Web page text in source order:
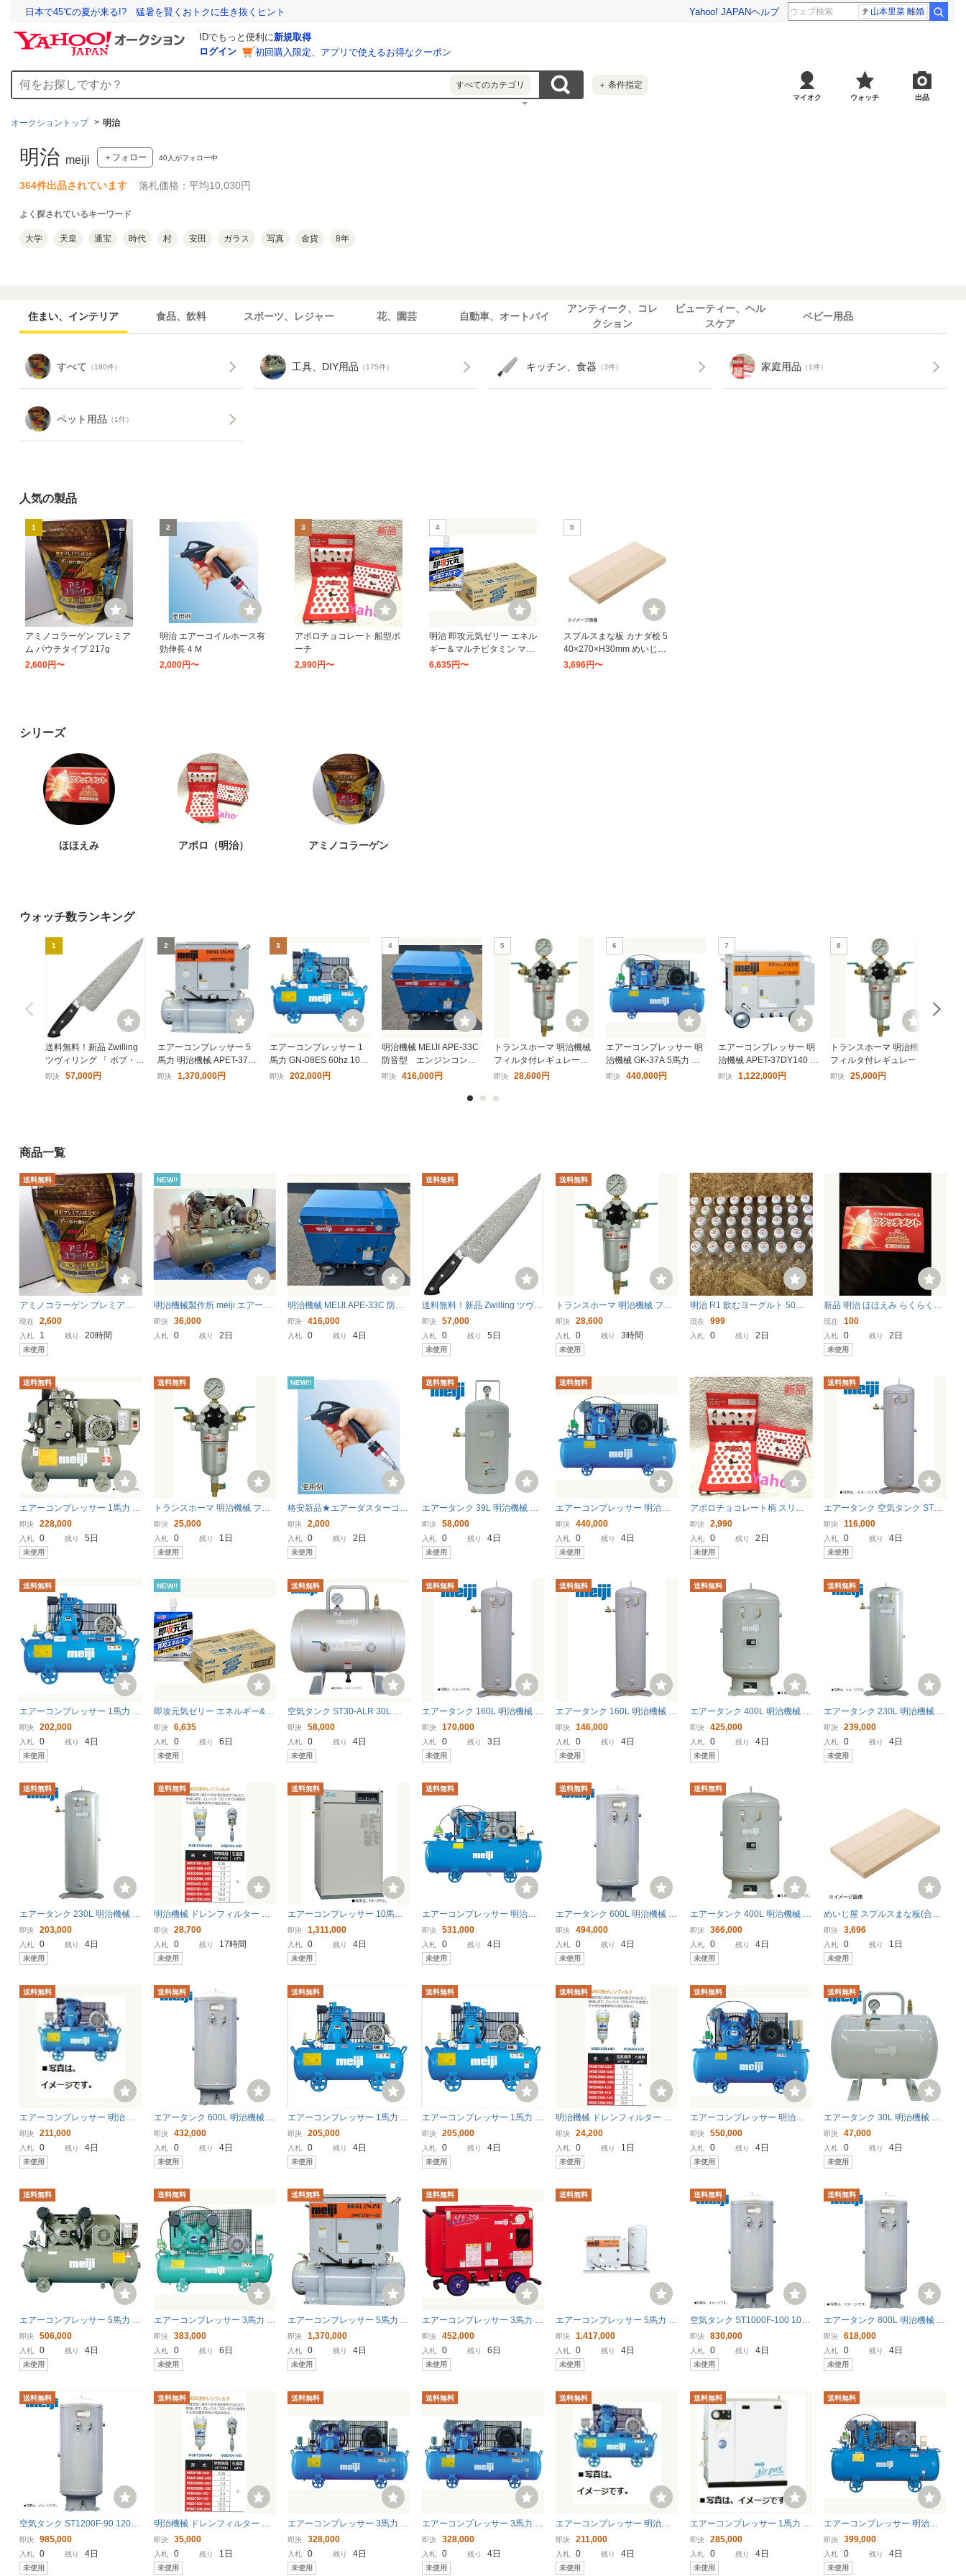
日本で45℃の夏が来る!? 猛暑を賢くおトクに生き抜くヒント Yahoo! JAPANヘルプ 山本里菜 離婚
IDでもっと便利に新規取得
ログイン
初回購入限定、アプリで使えるお得なクーポン
すべてのカテゴリ ＋ 条件指定
マイオク ウォッチ 出品
オークショントップ 明治
明治 meiji ＋フォロー 40人がフォロー中
364件出品されています 落札価格：平均10,030円
よく探されているキーワード
大学 天皇 通宝 時代 村 安田 ガラス 写真 金貨 8年
住まい、インテリア 食品、飲料 スポーツ、レジャー 花、園芸 自動車、オートバイ
アンティーク、コレ
クション
ビューティー、ヘル
スケア
ベビー用品
すべて （180件） 工具、DIY用品 （175件） キッチン、食器 （3件） 家庭用品 （1件）
ペット用品 （1件）
人気の製品
1
アミノコラーゲン プレミア
ム パウチタイプ 217g
2,600円〜
2
明治 エアーコイルホース有
効伸長４Ｍ
2,000円〜
3
アポロチョコレート 船型ポ
ーチ
2,990円〜
4
明治 即攻元気ゼリー エネル
ギー＆マルチビタミン マス
カット風味 180g × 36個
6,635円〜
5
スプルスまな板 カナダ桧 5
40×270×H30mm めいじ屋
(62-6433-27)
3,696円〜
シリーズ
ほほえみ アポロ（明治） アミノコラーゲン
ウォッチ数ランキング
1
送料無料！新品 Zwilling
ツヴィリング 「 ボブ・ク
レーマー ユーロ ステンレ
即決 57,000円
2
エアーコンプレッサー 5
馬力 明治機械 APET-37D
Y-140ST-2 中圧 防音 防振
即決 1,370,000円
3
エアーコンプレッサー 1
馬力 GN-08ES 60hz 100
V 明治機械 自動アンロー
即決 202,000円
4
明治機械 MEIJI APE-33C
防音型 エンジンコンプ
レッサー 3.3馬力 極上品
即決 416,000円
5
トランスホーマ 明治機械
フィルタ付レギュレータ
ー 中圧用 HBH-602 ドレ
即決 28,600円
6
エアーコンプレッサー 明
治機械 GK-37A 5馬力 レ
シプロ式 タンクマウント
即決 440,000円
7
エアーコンプレッサー 明
治機械 APET-37DY140 中
圧 パッケージ ディーゼル
即決 1,122,000円
8
トランスホーマ 明治機械
フィルタ付レギュレータ
ー HB-602 ドレン抜き
即決 25,000円
商品一覧
送料無料
アミノコラーゲン プレミアム
パウチタイプ 217g（約２８日
分+約３日）増量品 コエンザイ
ムQ10 ヒアルロン酸 セラミ
ド １袋 未使用
現在 2,600
入札 1 残り 20時間
未使用
NEW!!
明治機械製作所 meiji エアーコ
ンプレッサー Kubotaエンジン
搭載 三相200V
即決 36,000
入札 0 残り 2日
明治機械 MEIJI APE-33C 防音
型 エンジンコンプレッサー 3.
3馬力 極上品
即決 416,000
入札 0 残り 4日
送料無料
送料無料！新品 Zwilling ツヴィ
リング 「 ボブ・クレーマー ユ
ーロ ステンレス シェフナイフ
260mm 日本製 」 ダマスカス
牛刀 多層鋼
即決 57,000
入札 0 残り 5日
未使用
送料無料
トランスホーマ 明治機械 フィ
ルタ付レギュレーター 中圧用
HBH-602 ドレン抜き
即決 28,600
入札 0 残り 3時間
未使用
明治 R1 飲むヨーグルト 50本
空容器 空ペットボトル R1容器
現在 999
入札 0 残り 2日
新品 明治 ほほえみ らくらくミ
ルク アタッチメント ほほえみ
らくらくミルク ピジョン母乳
実感がつけられる 母乳実感
現在 100
入札 0 残り 2日
未使用
送料無料
エアーコンプレッサー 1馬力 F
OH-08A 5S 明治機械 単相100V
レシプロ式 オイルフリー50hz
〔法人様お届け〕
即決 228,000
入札 0 残り 5日
未使用
送料無料
トランスホーマ 明治機械 フィ
ルタ付レギュレーター HB-602
ドレン抜き
即決 25,000
入札 0 残り 1日
未使用
NEW!!
格安新品★エアーダスターコイ
ルホースセット★使用範囲4m
即決 2,000
入札 0 残り 2日
未使用
送料無料
エアータンク 39L 明治機械 補
助タンク ST39B-100 〔法人様
お届け〕
即決 58,000
入札 0 残り 4日
未使用
送料無料
エアーコンプレッサー 明治機
械 GK-37A 5馬力 レシプロ式 タ
ンクマウント 給油式 〔法人様
お届け〕
即決 440,000
入札 0 残り 4日
未使用
アポロチョコレート柄 スリム
ロングタオル＆ポーチセット
【新品】
即決 2,990
入札 0 残り 2日
未使用
送料無料
エアータンク 空気タンク ST95
E-100 97L 明治機械製作所 補
助タンク 法人様お届けのみ
即決 116,000
入札 0 残り 4日
未使用
送料無料
エアーコンプレッサー 1馬力 G
N-08ES 60hz 100V 明治機械
自動アンロード式 給油式 〔法
人様お届け〕
即決 202,000
入札 0 残り 4日
未使用
NEW!!
即攻元気ゼリー エネルギー&マ
ルチビタミン マスカット風味 1
80g×36個 ケース 明治
即決 6,635
入札 0 残り 6日
未使用
送料無料
空気タンク ST30-ALR 30L ア
ルミ製 明治機械製作所 エアー
タンク 補助タンク 法人様お届
け
即決 58,000
入札 0 残り 4日
未使用
送料無料
エアータンク 160L 明治機械 補
助タンク ST160E-140 中圧
〔法人様お届け〕
即決 170,000
入札 0 残り 3日
未使用
送料無料
エアータンク 160L 明治機械 補
助タンク ST160E-100 〔法人
様お届け〕
即決 146,000
入札 0 残り 4日
未使用
送料無料
エアータンク 400L 明治機械 補
助タンク ST400G-140 中圧 コ
ンプレッサー 空気タンク 圧縮
空気〔法人様お届け〕
即決 425,000
入札 0 残り 4日
未使用
送料無料
エアータンク 230L 明治機械 補
助タンク ST230E-140 中圧
〔法人様お届け〕
即決 239,000
入札 0 残り 4日
未使用
送料無料
エアータンク 230L 明治機械 補
助タンク ST230E-100 〔法人
様お届け〕
即決 203,000
入札 0 残り 4日
未使用
送料無料
明治機械 ドレンフィルター MS
D150B-04D エアーコンプレッ
サ 水滴除去 空気圧補器
即決 28,700
入札 0 残り 17時間
未使用
送料無料
エアーコンプレッサー 10馬力
APFM-75E 5P 明治機械 パッケ
ージタイプ オイルフリー（ド
ライヤ無し）〔法人様お届け〕
即決 1,311,000
入札 0 残り 4日
未使用
送料無料
エアーコンプレッサー 明治機
械 GKH-37A 5馬力 レシプロ式
タンクマウント 給油式 中圧
〔法人様お届け〕
即決 531,000
入札 0 残り 4日
未使用
送料無料
エアータンク 600L 明治機械 補
助タンク ST600F-100 〔法人様
お届け〕
即決 494,000
入札 0 残り 4日
未使用
送料無料
エアータンク 400L 明治機械 補
助タンク ST400G-100 コンプ
レッサー 空気タンク 圧縮空気
〔法人様お届け〕
即決 366,000
入札 0 残り 4日
未使用
めいじ屋 スプルスまな板(合わ
せ板) 540×270×H30mm
即決 3,696
入札 0 残り 1日
未使用
送料無料
エアーコンプレッサー 明治機
械 GH-08FS 50hz 100V 圧力開
閉器式 給油式 〔法人様お届
け〕
即決 211,000
入札 0 残り 4日
未使用
送料無料
エアータンク 600L 明治機械 補
助タンク ST600F-75 〔法人様
お届け〕
即決 432,000
入札 0 残り 4日
未使用
送料無料
エアーコンプレッサー 1馬力 G
N-08E 50hz 200V 明治機械 自
動アンロード式 〔法人様お届
け〕
即決 205,000
入札 0 残り 4日
未使用
送料無料
エアーコンプレッサー 1馬力 G
N-08E 60hz 200V 明治機械 自
動アンロード式 〔法人様お届
け〕
即決 205,000
入札 0 残り 4日
未使用
送料無料
明治機械 ドレンフィルター MS
D75B-03D エアーコンプレッサ
水滴除去 空気圧補器
即決 24,200
入札 0 残り 1日
未使用
送料無料
エアーコンプレッサー 明治機
械 GK-55E 7.5馬力 連続・断続
運転切替式 〔法人様お届け〕
即決 550,000
入札 0 残り 4日
未使用
送料無料
エアータンク 30L 明治機械 補
助タンク ST30B-100 〔法人様
お届け〕
即決 47,000
入札 0 残り 4日
未使用
送料無料
エアーコンプレッサー 5馬力 F
OH-R37 三相200V 明治機械 オ
イルフリー式 〔法人様お届
け〕
即決 506,000
入札 0 残り 4日
未使用
送料無料
エアーコンプレッサー 3馬力 F
OK-22 5P 三相200V 明治機械
オイルフリー〔法人様お届け〕
即決 383,000
入札 0 残り 6日
未使用
送料無料
エアーコンプレッサー 5馬力 明
治機械 APET-37DY-140ST-2 中
圧 防音 防振 スローダウン装置
出張作業 横置きタンク付き
〔法人様お届け〕
即決 1,370,000
入札 0 残り 4日
未使用
送料無料
エアーコンプレッサー 3馬力 明
治機械 APE-25B ガソリンエン
ジン 屋外作業 〔法人様お届
け〕
即決 452,000
入札 0 残り 6日
未使用
送料無料
エアーコンプレッサー 5馬力 明
治機械 APET-37DY-140-3 中圧
防音 防振 スローダウン装置 出
張作業 *縦置き別タンク付き
〔法人様お届け〕
即決 1,417,000
入札 0 残り 4日
未使用
送料無料
空気タンク ST1000F-100 1000
L 明治機械製作所 エアータンク
補助タンク 法人様お届けのみ
即決 830,000
入札 0 残り 4日
未使用
送料無料
エアータンク 800L 明治機械 補
助タンク ST800F-100 〔法人様
お届け〕
即決 618,000
入札 0 残り 4日
未使用
送料無料
空気タンク ST1200F-90 1200L
明治機械製作所 エアータンク
補助タンク 法人様お届けのみ
即決 985,000
入札 0 残り 4日
未使用
送料無料
明治機械 ドレンフィルター MS
D200B-04D エアーコンプレッ
サ 水滴除去 空気圧補器
即決 35,000
入札 0 残り 1日
未使用
送料無料
エアーコンプレッサー 3馬力 明
治機械 GH-22C 5P 圧力開閉器
式 200V〔法人様お届け〕
即決 328,000
入札 0 残り 4日
未使用
送料無料
エアーコンプレッサー 3馬力 明
治機械 GH-22C 6P 圧力開閉器
式 200V〔法人様お届け〕
即決 328,000
入札 0 残り 4日
未使用
送料無料
エアーコンプレッサー 明治機
械 GH-08FS 60hz 100V 圧力開
閉器式 給油式 〔法人様お届
け〕
即決 211,000
入札 0 残り 4日
未使用
送料無料
エアーコンプレッサー 1馬力 A
PK-08DS 50hz 100V 明治機械
レシプロ式 パッケージタイプ
給油式 〔法人様お届け〕
即決 285,000
入札 0 残り 4日
未使用
送料無料
エアーコンプレッサー 明治機
械 GKH-22A 中圧 給油式 レシ
プロ 〔法人様お届け〕
即決 399,000
入札 0 残り 4日
未使用